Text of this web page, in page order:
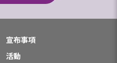
宣布事項
活動